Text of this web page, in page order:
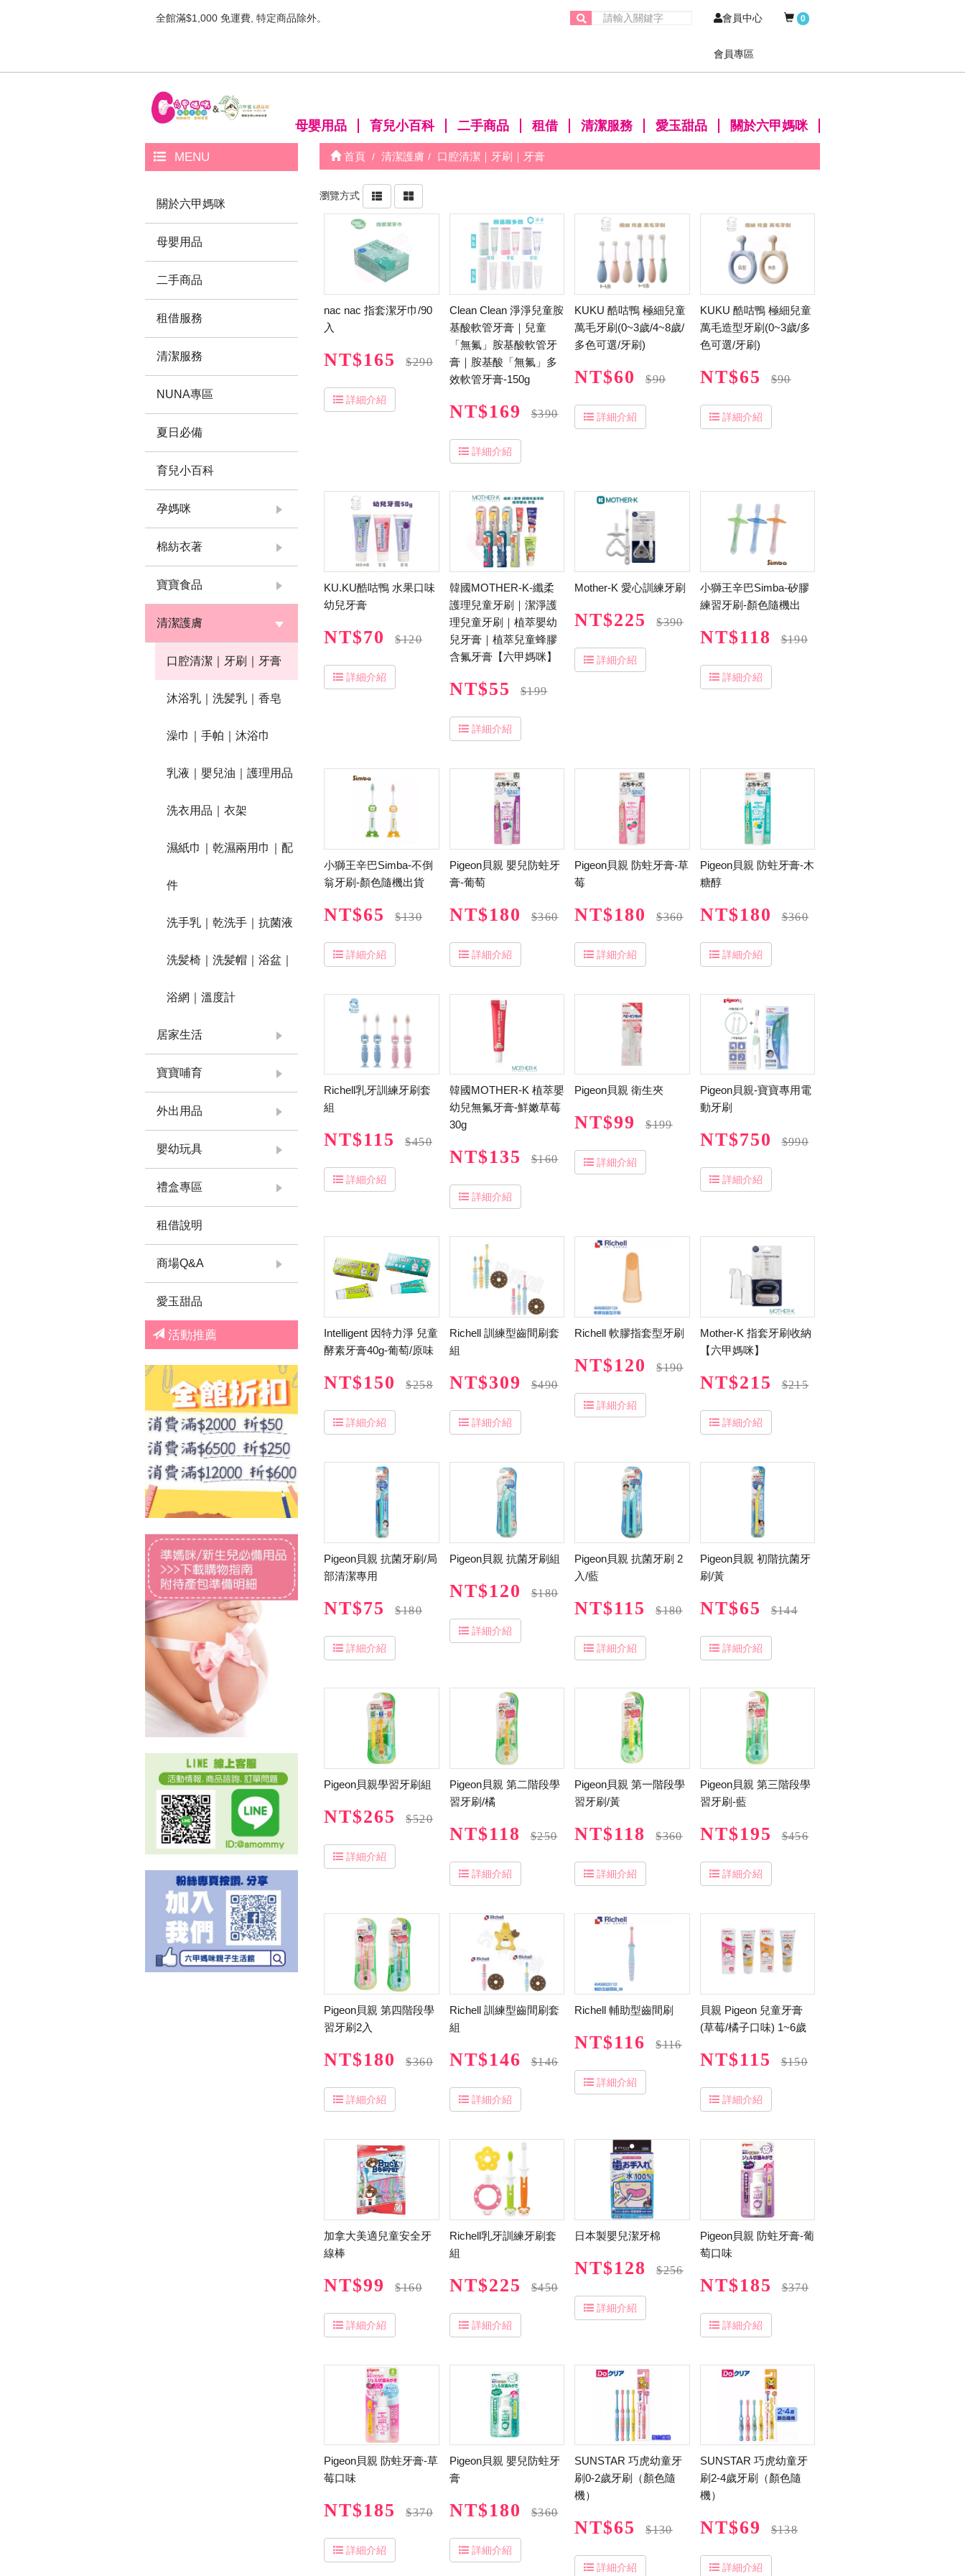
全館滿$1,000 免運費, 特定商品除外。 會員中心
會員專區
0
母嬰用品 育兒小百科 二手商品 租借 清潔服務 愛玉甜品 關於六甲媽咪
MENU
關於六甲媽咪
母嬰用品
二手商品
租借服務
清潔服務
NUNA專區
夏日必備
育兒小百科
孕媽咪
棉紡衣著
寶寶食品
清潔護膚
口腔清潔｜牙刷｜牙膏
沐浴乳｜洗髪乳｜香皂
澡巾｜手帕｜沐浴巾
乳液｜嬰兒油｜護理用品
洗衣用品｜衣架
濕紙巾｜乾濕兩用巾｜配
件
洗手乳｜乾洗手｜抗菌液
洗髪椅｜洗髪帽｜浴盆｜
浴網｜溫度計
居家生活
寶寶哺育
外出用品
嬰幼玩具
禮盒專區
租借說明
商場Q&A
愛玉甜品
活動推薦
首頁 清潔護膚 口腔清潔｜牙刷｜牙膏
瀏覽方式
nac nac 指套潔牙巾/90
入
NT$165 $290
詳細介紹
Clean Clean 淨淨兒童胺
基酸軟管牙膏｜兒童
「無氟」胺基酸軟管牙
膏｜胺基酸「無氟」多
效軟管牙膏-150g
NT$169 $390
詳細介紹
KUKU 酷咕鴨 極細兒童
萬毛牙刷(0~3歲/4~8歲/
多色可選/牙刷)
NT$60 $90
詳細介紹
KUKU 酷咕鴨 極細兒童
萬毛造型牙刷(0~3歲/多
色可選/牙刷)
NT$65 $90
詳細介紹
KU.KU酷咕鴨 水果口味
幼兒牙膏
NT$70 $120
詳細介紹
韓國MOTHER-K-纖柔
護理兒童牙刷｜潔淨護
理兒童牙刷｜植萃嬰幼
兒牙膏｜植萃兒童蜂膠
含氟牙膏【六甲媽咪】
NT$55 $199
詳細介紹
Mother-K 愛心訓練牙刷
NT$225 $390
詳細介紹
小獅王辛巴Simba-矽膠
練習牙刷-顏色隨機出
NT$118 $190
詳細介紹
小獅王辛巴Simba-不倒
翁牙刷-顏色隨機出貨
NT$65 $130
詳細介紹
Pigeon貝親 嬰兒防蛀牙
膏-葡萄
NT$180 $360
詳細介紹
Pigeon貝親 防蛀牙膏-草
莓
NT$180 $360
詳細介紹
Pigeon貝親 防蛀牙膏-木
糖醇
NT$180 $360
詳細介紹
Richell乳牙訓練牙刷套
組
NT$115 $450
詳細介紹
韓國MOTHER-K 植萃嬰
幼兒無氟牙膏-鮮嫩草莓
30g
NT$135 $160
詳細介紹
Pigeon貝親 衛生夾
NT$99 $199
詳細介紹
Pigeon貝親-寶寶專用電
動牙刷
NT$750 $990
詳細介紹
Intelligent 因特力淨 兒童
酵素牙膏40g-葡萄/原味
NT$150 $258
詳細介紹
Richell 訓練型齒間刷套
組
NT$309 $490
詳細介紹
Richell 軟膠指套型牙刷
NT$120 $190
詳細介紹
Mother-K 指套牙刷收納
【六甲媽咪】
NT$215 $215
詳細介紹
Pigeon貝親 抗菌牙刷/局
部清潔專用
NT$75 $180
詳細介紹
Pigeon貝親 抗菌牙刷組
NT$120 $180
詳細介紹
Pigeon貝親 抗菌牙刷 2
入/藍
NT$115 $180
詳細介紹
Pigeon貝親 初階抗菌牙
刷/黃
NT$65 $144
詳細介紹
Pigeon貝親學習牙刷組
NT$265 $520
詳細介紹
Pigeon貝親 第二階段學
習牙刷/橘
NT$118 $250
詳細介紹
Pigeon貝親 第一階段學
習牙刷/黃
NT$118 $360
詳細介紹
Pigeon貝親 第三階段學
習牙刷-藍
NT$195 $456
詳細介紹
Pigeon貝親 第四階段學
習牙刷2入
NT$180 $360
詳細介紹
Richell 訓練型齒間刷套
組
NT$146 $146
詳細介紹
Richell 輔助型齒間刷
NT$116 $116
詳細介紹
貝親 Pigeon 兒童牙膏
(草莓/橘子口味) 1~6歲
NT$115 $150
詳細介紹
加拿大美適兒童安全牙
線棒
NT$99 $160
詳細介紹
Richell乳牙訓練牙刷套
組
NT$225 $450
詳細介紹
日本製嬰兒潔牙棉
NT$128 $256
詳細介紹
Pigeon貝親 防蛀牙膏-葡
萄口味
NT$185 $370
詳細介紹
Pigeon貝親 防蛀牙膏-草
莓口味
NT$185 $370
詳細介紹
Pigeon貝親 嬰兒防蛀牙
膏
NT$180 $360
詳細介紹
SUNSTAR 巧虎幼童牙
刷0-2歲牙刷（顏色隨
機）
NT$65 $130
詳細介紹
SUNSTAR 巧虎幼童牙
刷2-4歲牙刷（顏色隨
機）
NT$69 $138
詳細介紹